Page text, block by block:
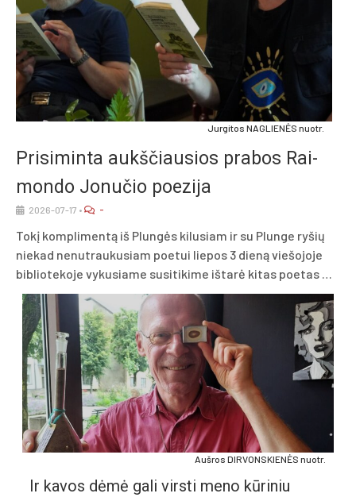
Jur­gi­tos NAG­LIE­NĖS nuo­tr.
Pri­si­min­ta aukš­čiau­sios pra­bos Rai­
mon­do Jo­nu­čio poe­zi­ja
2026-07-17 • -
To­kį komp­li­men­tą iš Plun­gės ki­lu­siam ir su Plun­ge ry­šių
nie­kad ne­nut­rau­ku­siam poe­tui lie­pos 3 die­ną vie­šo­jo­je
bib­lio­te­ko­je vy­ku­sia­me su­si­ti­ki­me iš­ta­rė ki­tas poe­tas …
Auš­ros DIR­VONS­KIE­NĖS nuo­tr.
Ir ka­vos dė­mė ga­li virs­ti me­no kū­ri­niu